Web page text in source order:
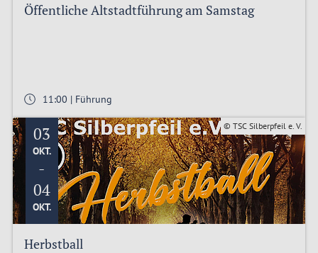
Öffentliche Altstadtführung am Samstag
11:00 | Führung
03
OKT.
-
04
OKT.
© TSC Silberpfeil e. V.
Herbstball